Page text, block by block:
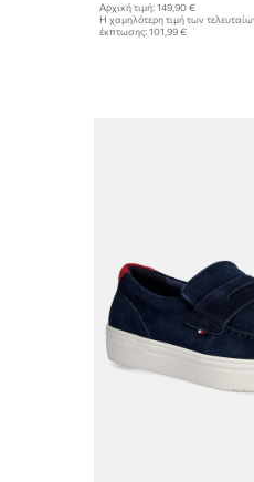
Αρχική τιμή: 149,90 €
Η χαμηλότερη τιμή των
έκπτωσης: 101,99 €